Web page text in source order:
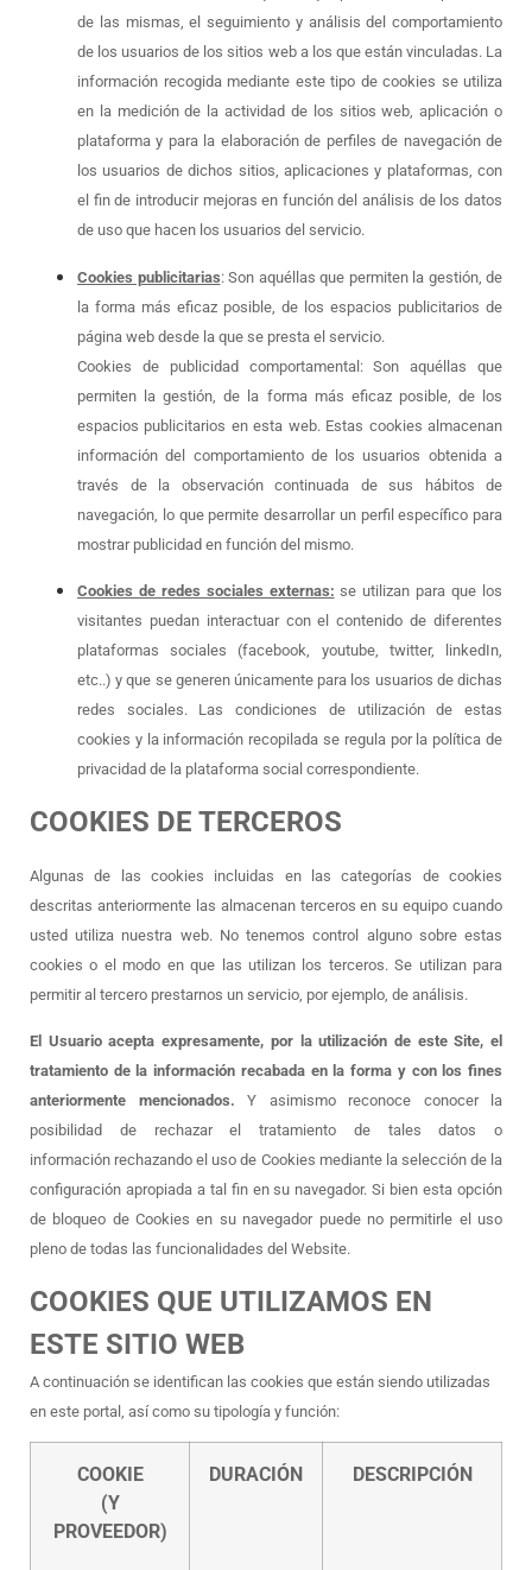
de las mismas, el seguimiento y análisis del comportamiento
de los usuarios de los sitios web a los que están vinculadas. La
información recogida mediante este tipo de cookies se utiliza
en la medición de la actividad de los sitios web, aplicación o
plataforma y para la elaboración de perfiles de navegación de
los usuarios de dichos sitios, aplicaciones y plataformas, con
el fin de introducir mejoras en función del análisis de los datos
de uso que hacen los usuarios del servicio.
Cookies publicitarias: Son aquéllas que permiten la gestión, de
la forma más eficaz posible, de los espacios publicitarios de
página web desde la que se presta el servicio.
Cookies de publicidad comportamental: Son aquéllas que
permiten la gestión, de la forma más eficaz posible, de los
espacios publicitarios en esta web. Estas cookies almacenan
información del comportamiento de los usuarios obtenida a
través de la observación continuada de sus hábitos de
navegación, lo que permite desarrollar un perfil específico para
mostrar publicidad en función del mismo.
Cookies de redes sociales externas: se utilizan para que los
visitantes puedan interactuar con el contenido de diferentes
plataformas sociales (facebook, youtube, twitter, linkedIn,
etc..) y que se generen únicamente para los usuarios de dichas
redes sociales. Las condiciones de utilización de estas
cookies y la información recopilada se regula por la política de
privacidad de la plataforma social correspondiente.
COOKIES DE TERCEROS
Algunas de las cookies incluidas en las categorías de cookies
descritas anteriormente las almacenan terceros en su equipo cuando
usted utiliza nuestra web. No tenemos control alguno sobre estas
cookies o el modo en que las utilizan los terceros. Se utilizan para
permitir al tercero prestarnos un servicio, por ejemplo, de análisis.
El Usuario acepta expresamente, por la utilización de este Site, el
tratamiento de la información recabada en la forma y con los fines
anteriormente mencionados. Y asimismo reconoce conocer la
posibilidad de rechazar el tratamiento de tales datos o
información rechazando el uso de Cookies mediante la selección de la
configuración apropiada a tal fin en su navegador. Si bien esta opción
de bloqueo de Cookies en su navegador puede no permitirle el uso
pleno de todas las funcionalidades del Website.
COOKIES QUE UTILIZAMOS EN
ESTE SITIO WEB
A continuación se identifican las cookies que están siendo utilizadas
en este portal, así como su tipología y función:
COOKIE
(Y
PROVEEDOR)
DURACIÓN DESCRIPCIÓN